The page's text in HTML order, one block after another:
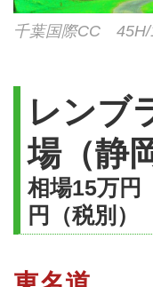
千葉国際CC 45H/
レンブ
場（静
相場15万円
円（税別）